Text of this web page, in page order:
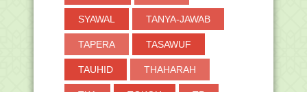
SYAWAL TANYA-JAWAB
TAPERA TASAWUF
TAUHID THAHARAH